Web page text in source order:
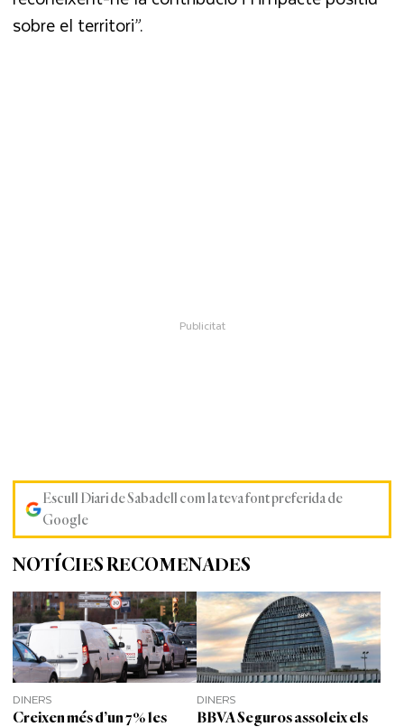
sobre el territori”.
Escull Diari de Sabadell com la teva font preferida de
Google
NOTÍCIES RECOMENADES
DINERS
Creixen més d’un 7% les
DINERS
BBVA Seguros assoleix els